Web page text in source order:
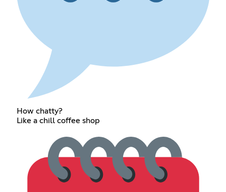
How chatty?
Like a chill coffee shop